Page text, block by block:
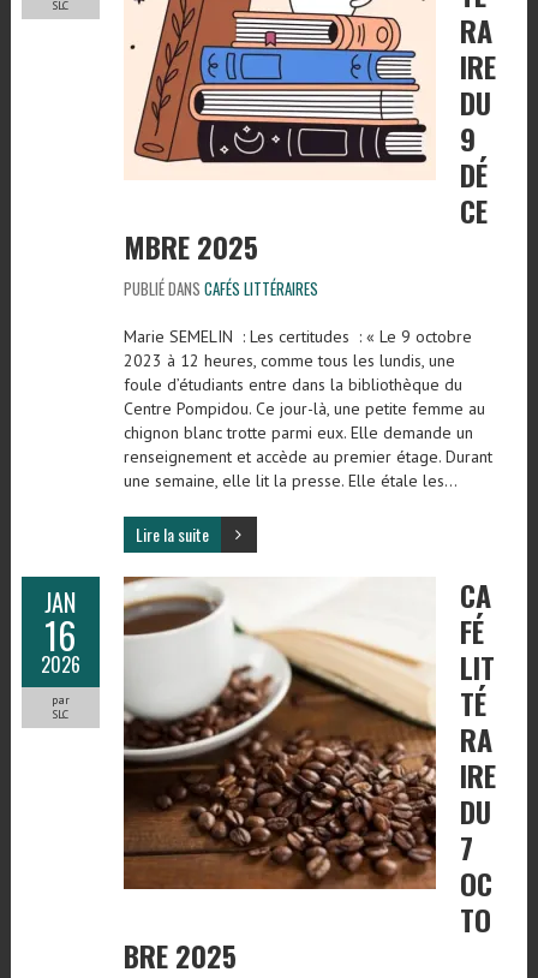
SLC
RA
IRE
DU
9
DÉ
CE
MBRE 2025
PUBLIÉ DANS CAFÉS LITTÉRAIRES
Marie SEMELIN : Les certitudes : « Le 9 octobre
2023 à 12 heures, comme tous les lundis, une
foule d’étudiants entre dans la bibliothèque du
Centre Pompidou. Ce jour-là, une petite femme au
chignon blanc trotte parmi eux. Elle demande un
renseignement et accède au premier étage. Durant
une semaine, elle lit la presse. Elle étale les…
Lire la suite
JAN
16
2026
par
SLC
CA
FÉ
LIT
TÉ
RA
IRE
DU
7
OC
TO
BRE 2025